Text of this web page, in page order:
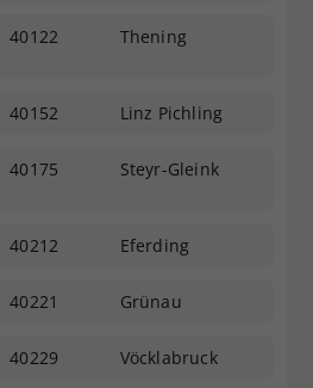
40122 Thening
40152 Linz Pichling
40175 Steyr-Gleink
40212 Eferding
40221 Grünau
40229 Vöcklabruck